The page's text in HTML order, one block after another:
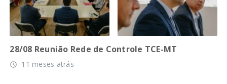
28/08 Reunião Rede de Controle TCE-MT
access_time 11 meses atrás